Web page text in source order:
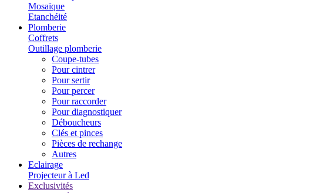
Mosaïque
Etanchéité
Plomberie
Coffrets
Outillage plomberie
Coupe-tubes
Pour cintrer
Pour sertir
Pour percer
Pour raccorder
Pour diagnostiquer
Déboucheurs
Clés et pinces
Pièces de rechange
Autres
Eclairage
Projecteur à Led
Exclusivités